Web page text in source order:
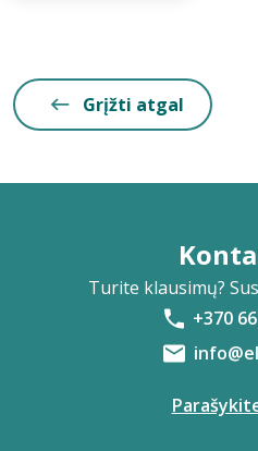
Grįžti atgal
Turite klausimų?
+370